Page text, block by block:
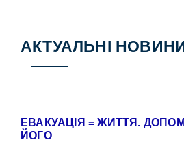
АКТУАЛЬНІ
ЕВАКУАЦІЯ = ЖИТТЯ.
ЙОГО